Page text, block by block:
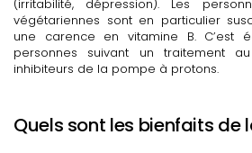
(irritabilité, dépression). Les
végétariennes sont en particulier
une carence en vitamine B. C’est
personnes suivant un traitement
inhibiteurs de la pompe à protons.
Quels sont les bienfaits de